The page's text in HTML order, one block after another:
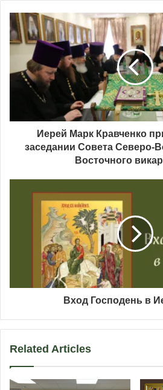
Иерей Марк Кравченко
заседании Совета Северо-
Восточного
Вход Господень в
Related Articles